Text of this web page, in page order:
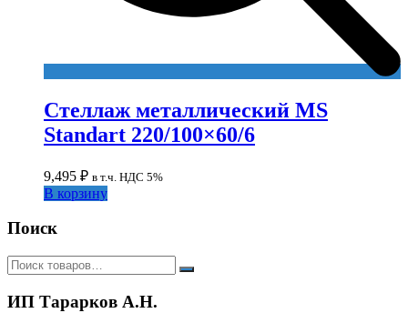
Стеллаж металлический MS
Standart 220/100×60/6
9,495 ₽ в т.ч. НДС 5%
В корзину
Поиск
ИП Тарарков А.Н.